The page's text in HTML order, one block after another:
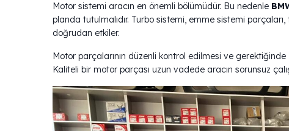
Motor sistemi aracın en önemli bölümüdür. Bu nedenle
planda tutulmalıdır. Turbo sistemi, emme sistemi
doğrudan etkiler.
Motor parçalarının düzenli kontrol edilmesi ve
Kaliteli bir motor parçası uzun vadede aracın sorunsuz